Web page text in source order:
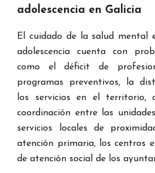
adolescencia en Galicia
El cuidado de la sa lud mental
adolescencia cuenta con
como el déficit de
programas preventivos, la
los serviciosen el territorio,
coordinación entre las
servicios locales de
atención primaria, los centros
de atención social de los